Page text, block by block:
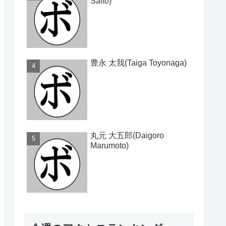
豊永 太我(Taiga Toyonaga)
丸元 大五郎(Daigoro
Marumoto)